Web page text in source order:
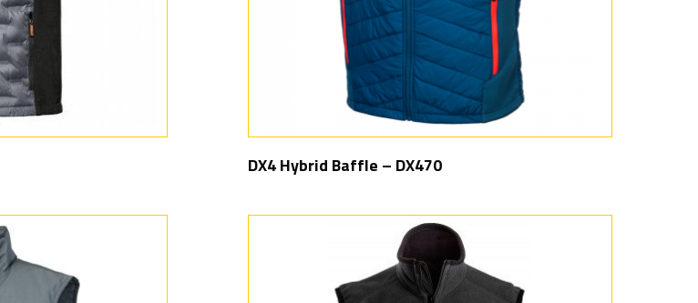
DX4 Hybrid Baffle – DX470